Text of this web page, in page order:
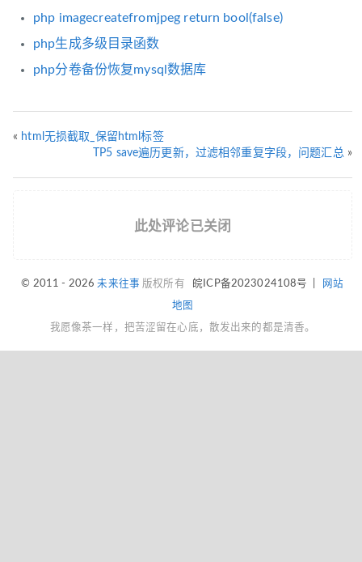
php imagecreatefromjpeg return bool(false)
php生成多级目录函数
php分卷备份恢复mysql数据库
« html无损截取_保留html标签
TP5 save遍历更新，过滤相邻重复字段，问题汇总 »
此处评论已关闭
© 2011 - 2026未来往事 版权所有 皖ICP备2023024108号 网站
地图
我愿像茶一样，把苦涩留在心底，散发出来的都是清香。